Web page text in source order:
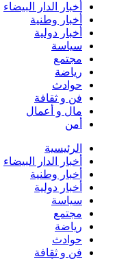
أخبار الدار البيضاء
أخبار وطنية
أخبار دولية
سياسة
مجتمع
رياضة
حوادث
فن و ثقافة
مال و أعمال
أمن
الرئيسية
أخبار الدار البيضاء
أخبار وطنية
أخبار دولية
سياسة
مجتمع
رياضة
حوادث
فن و ثقافة